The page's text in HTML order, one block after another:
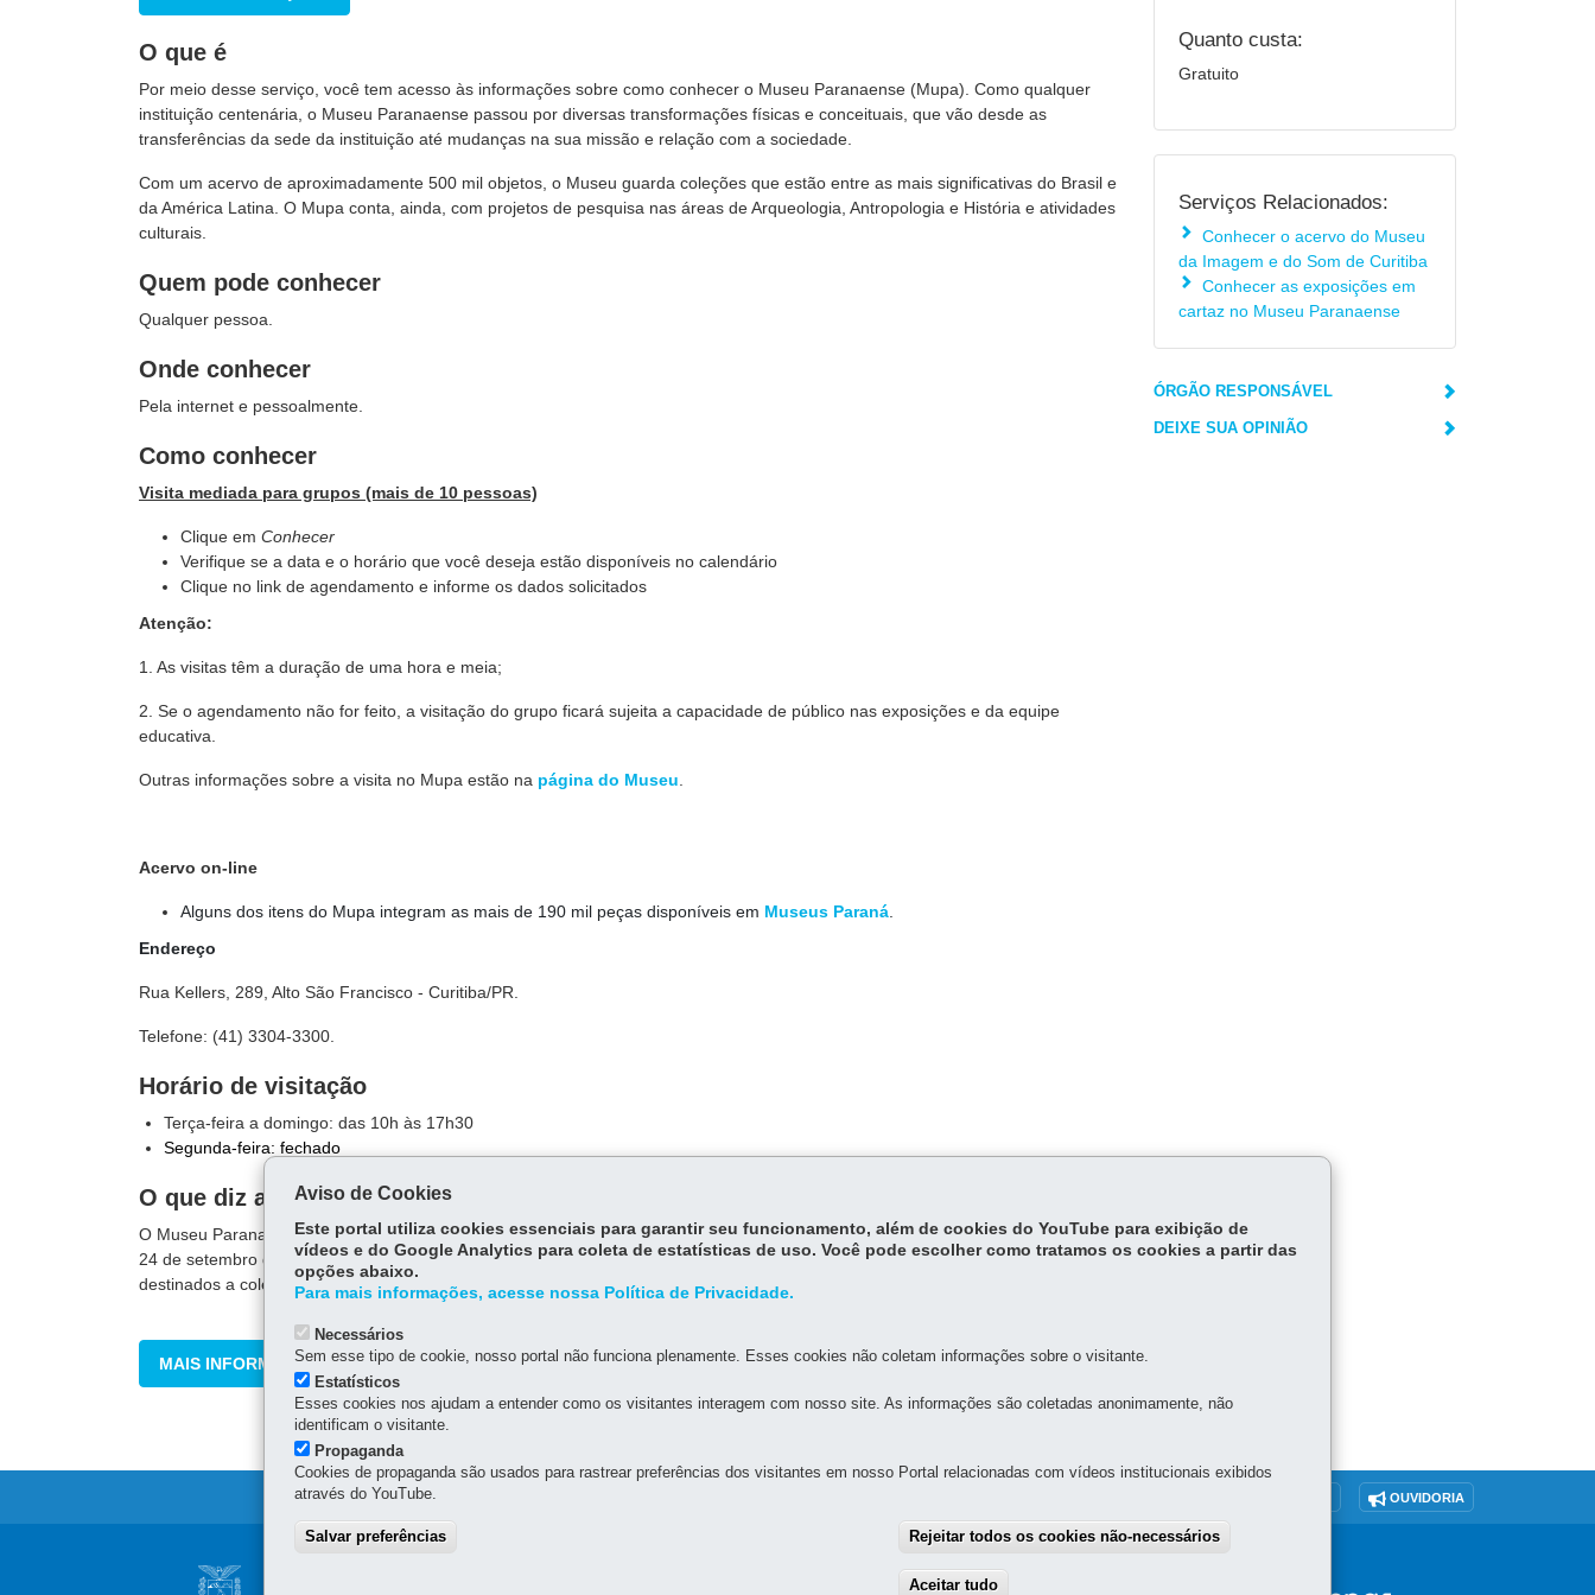
O que é
Por meio desse serviço, você tem acesso às informações sobre como conhecer o Museu Paranaense (Mupa). Como qualquer
instituição centenária, o Museu Paranaense passou por diversas transformações físicas e conceituais, que vão desde as
transferências da sede da instituição até mudanças na sua missão e relação com a sociedade.
Com um acervo de aproximadamente 500 mil objetos, o Museu guarda coleções que estão entre as mais significativas do Brasil e
da América Latina. O Mupa conta, ainda, com projetos de pesquisa nas áreas de Arqueologia, Antropologia e História e atividades
culturais.
Quem pode conhecer
Qualquer pessoa.
Onde conhecer
Pela internet e pessoalmente.
Como conhecer
Visita mediada para grupos (mais de 10 pessoas)
Clique em Conhecer
Verifique se a data e o horário que você deseja estão disponíveis no calendário
Clique no link de agendamento e informe os dados solicitados
Atenção:
1. As visitas têm a duração de uma hora e meia;
2. Se o agendamento não for feito, a visitação do grupo ficará sujeita a capacidade de público nas exposições e da equipe
educativa.
Outras informações sobre a visita no Mupa estão na página do Museu
Acervo on-line
Alguns dos itens do Mupa integram as mais de 190 mil peças disponíveis em Museus Paraná
Endereço
Rua Kellers, 289, Alto São Francisco - Curitiba/PR.
Telefone: (41) 3304-3300.
Horário de visitação
Terça-feira a domingo: das 10h às 17h30
Segunda-feira: fechado
O que diz a lei
O Museu Paranaense segue aLegislação do Sistema Estadual de Museus do Paraná, publicada no Diário Oficial n° 3.356, de
24 de setembro de 1990. De acordo com a lei, os museus são espaços dotados de quadro funcional, abertos ao público,
destinados a coletar, pesquisar, conservar, expor e divulgar o acervo com objetivos educacionais, culturais e de lazer.
MAIS INFORMAÇÕES
Quanto custa:
Gratuito
Serviços Relacionados:
Conhecer o acervo do Museu
da Imagem e do Som de Curitiba
Conhecer as exposições em
cartaz no Museu Paranaense
ÓRGÃO RESPONSÁVEL
DEIXE SUA OPINIÃO
OUVIDORIA
Navegação
SUPERINTENDÊNCIA-GERAL DE GOVERNANÇA DE SERVIÇOS E DADOS - SGSD
Aviso de Cookies
Este portal utiliza cookies essenciais para garantir seu funcionamento, além de cookies do YouTube para exibição de
vídeos e do Google Analytics para coleta de estatísticas de uso. Você pode escolher como tratamos os cookies a partir das
opções abaixo.
Para mais informações, acesse nossa Política de Privacidade.
Necessários
Sem esse tipo de cookie, nosso portal não funciona plenamente. Esses cookies não coletam informações sobre o visitante.
Estatísticos
Esses cookies nos ajudam a entender como os visitantes interagem com nosso site. As informações são coletadas anonimamente, não
identificam o visitante.
Propaganda
Cookies de propaganda são usados para rastrear preferências dos visitantes em nosso Portal relacionadas com vídeos institucionais exibidos
através do YouTube.
Salvar preferências Rejeitar todos os cookies não-necessários
Aceitar tudo